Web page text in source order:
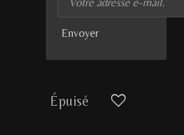
Envoyer
Épuisé